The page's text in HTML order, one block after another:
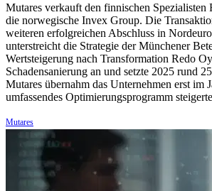
Mutares verkauft den finnischen Spezialisten
die norwegische Invex Group. Die
weiteren erfolgreichen Abschluss in
unterstreicht die Strategie der Münchener
Wertsteigerung nach Transformation Redo
Schadensanierung an und setzte 2025 rund
Mutares übernahm das Unternehmen erst im
umfassendes Optimierungsprogramm
Mutares